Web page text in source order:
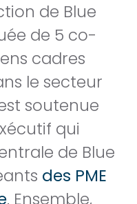
de Blue
de 5 co-
cadres
le secteur
soutenue
qui
de Blue
des PME
. Ensemble,